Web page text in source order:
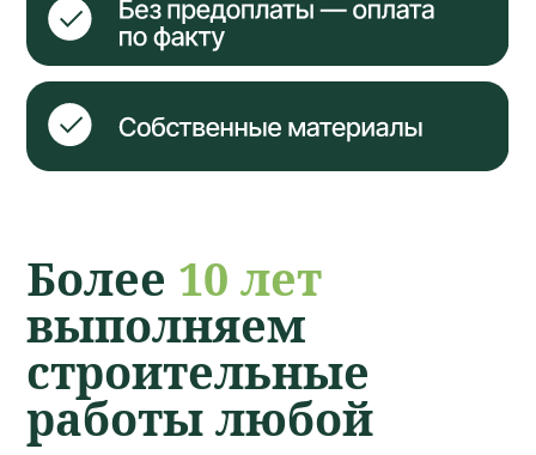
замер и расчёт сметы
Как проходит
строительство дачи